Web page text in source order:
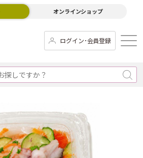
オンラインショップ
ログイン･会員登録